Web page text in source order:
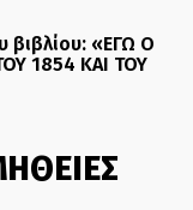
«ΕΓΩ Ο
1854 ΚΑΙ ΤΟΥ